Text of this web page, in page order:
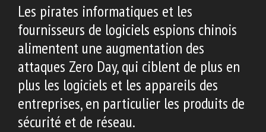
Les pirates informatiques et les
fournisseurs de logiciels espions chinois
alimentent une augmentation des
attaques Zero Day, qui ciblent de plus en
plus les logiciels et les appareils des
entreprises, en particulier les produits de
sécurité et de réseau.